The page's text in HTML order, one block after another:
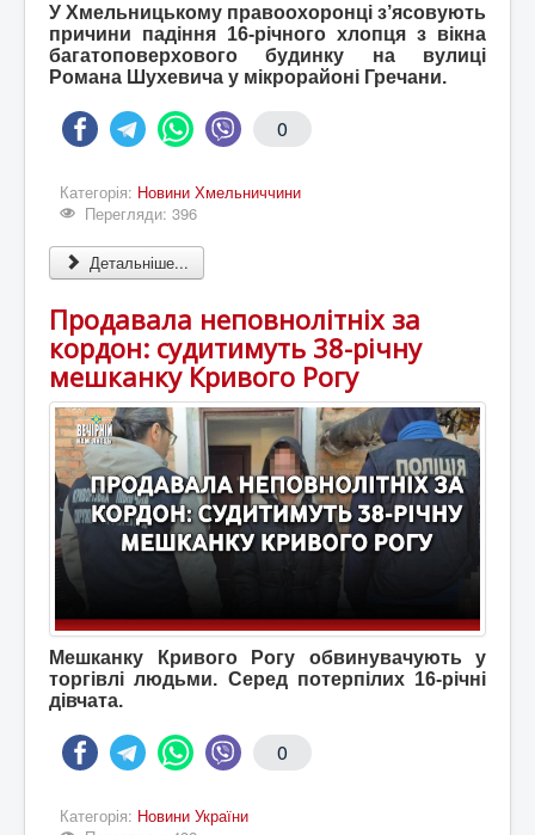
У Хмельницькому правоохоронці з’ясовують
причини падіння 16-річного хлопця з вікна
багатоповерхового будинку на вулиці
Романа Шухевича у мікрорайоні Гречани.
0
Категорія: Новини Хмельниччини
Перегляди: 396
Детальніше...
Продавала неповнолітніх за
кордон: судитимуть 38-річну
мешканку Кривого Рогу
Мешканку Кривого Рогу обвинувачують у
торгівлі людьми. Серед потерпілих 16-річні
дівчата.
0
Категорія: Новини України